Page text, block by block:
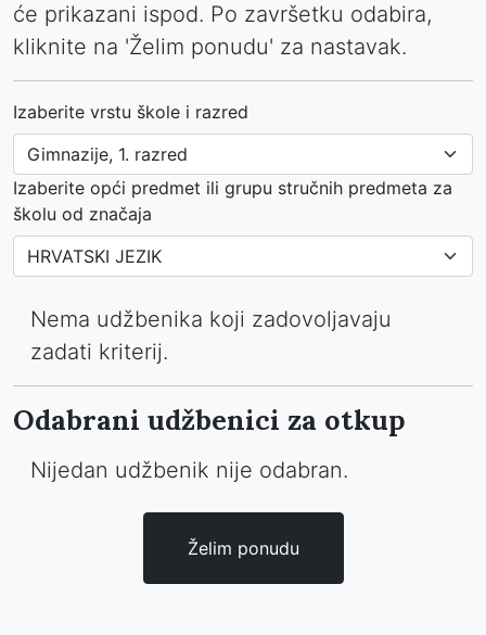
će prikazani ispod. Po završetku odabira,
kliknite na 'Želim ponudu' za nastavak.
Izaberite vrstu škole i razred
Izaberite opći predmet ili grupu stručnih predmeta za
školu od značaja
Nema udžbenika koji zadovoljavaju
zadati kriterij.
Odabrani udžbenici za otkup
Nijedan udžbenik nije odabran.
Želim ponudu